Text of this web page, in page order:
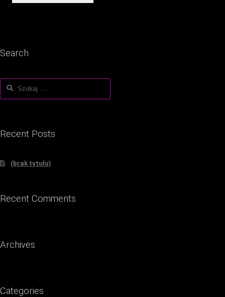
Search
Szukaj:
Recent Posts
(brak tytułu)
Recent Comments
Archives
Categories